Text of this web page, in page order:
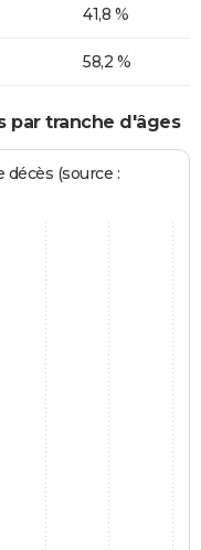
41,8 %
58,2 %
par tranche d'âges
(source :